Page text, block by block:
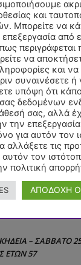
ΚΗΔΕΙΑ – ΣΑΒΒΑΤΟ
ΕΤΩΝ 57
και
Μπορείτε να
από
να
και να
συναινέσετε
υπόψη ότι
δεδομένων
σας, αλλά
την
για αυτόν τον
αλλάξετε τις
τον
πολιτική
ΑΠΟΔΟΧΗ